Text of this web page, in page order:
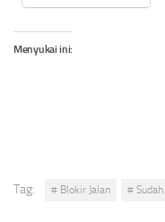
Menyukai ini:
Tag: # Blokir Jalan #